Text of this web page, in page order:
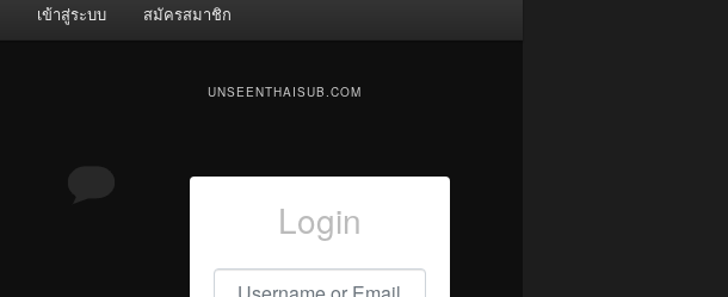
เข้าสู่ระบบ สมัครสมาชิก
UNSEENTHAISUB.COM
Login
Username or Email